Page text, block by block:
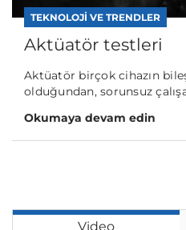
TEKNOLOJI VE TRENDLER
Aktüatör testleri
Aktüatör birçok cihazın
olduğundan, sorunsuz
Okumaya devam edin
Video